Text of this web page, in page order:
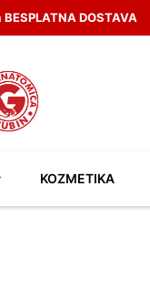
DOSTAVA
KOZMETIKA